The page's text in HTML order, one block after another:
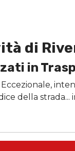
di
in
della